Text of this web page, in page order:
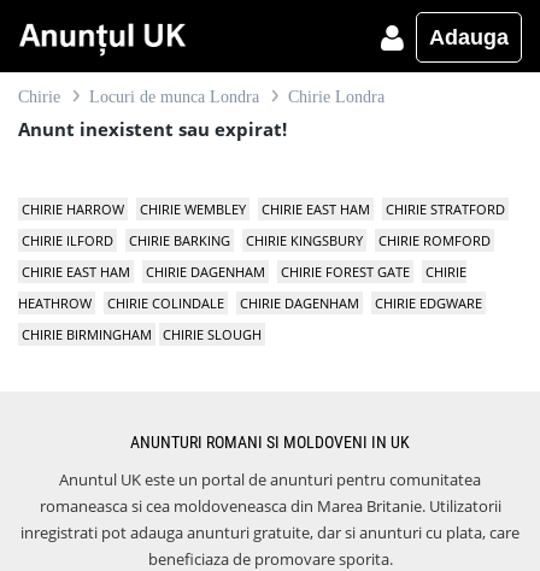
Adauga
Chirie Locuri de munca Londra Chirie Londra
Anunt inexistent sau expirat!
CHIRIE HARROW CHIRIE WEMBLEY CHIRIE EAST HAM
CHIRIE STRATFORD
CHIRIE ILFORD
CHIRIE BARKING CHIRIE KINGSBURY
CHIRIE ROMFORD
CHIRIE EAST HAM
CHIRIE DAGENHAM CHIRIE FOREST GATE
CHIRIE
HEATHROW
CHIRIE COLINDALE CHIRIE DAGENHAM
CHIRIE EDGWARE
CHIRIE BIRMINGHAM
CHIRIE SLOUGH
ANUNTURI ROMANI SI MOLDOVENI IN UK
Anuntul UK este un portal de anunturi pentru comunitatea
romaneasca si cea moldoveneasca din Marea Britanie. Utilizatorii
inregistrati pot adauga anunturi gratuite, dar si anunturi cu plata, care
beneficiaza de promovare sporita.